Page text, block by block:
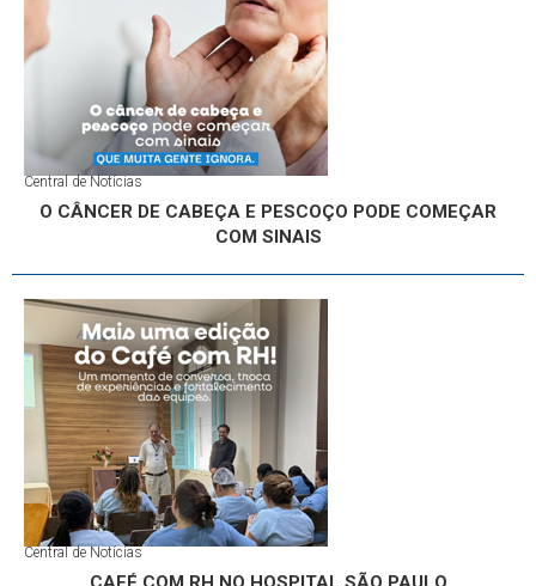
Central de Notícias
O CÂNCER DE CABEÇA E PESCOÇO PODE COMEÇAR
COM SINAIS
Central de Notícias